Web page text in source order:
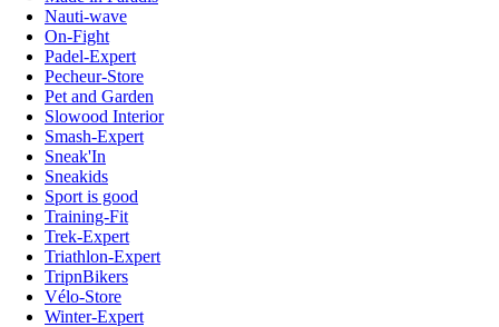
Nauti-wave
On-Fight
Padel-Expert
Pecheur-Store
Pet and Garden
Slowood Interior
Smash-Expert
Sneak'In
Sneakids
Sport is good
Training-Fit
Trek-Expert
Triathlon-Expert
TripnBikers
Vélo-Store
Winter-Expert